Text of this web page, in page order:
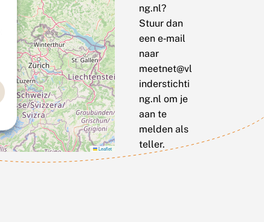
Leaflet
ng.nl?
Stuur dan
een e‑mail
naar
meetnet@vl
inderstichti
ng.nl om je
aan te
melden als
teller.